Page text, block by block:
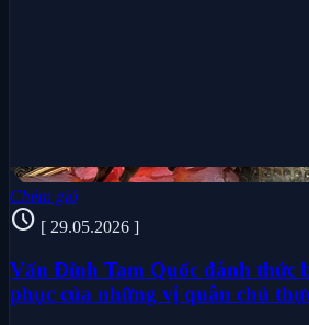
Chém gió
schedule [ 29.05.2026 ]
Vấn Đỉnh Tam Quốc đánh thức
phục của những vị quân chủ